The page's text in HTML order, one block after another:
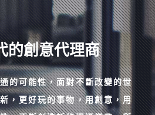
的創意代理商
的可能性，面對不斷改變的世
，更好玩的事物，用創意，用